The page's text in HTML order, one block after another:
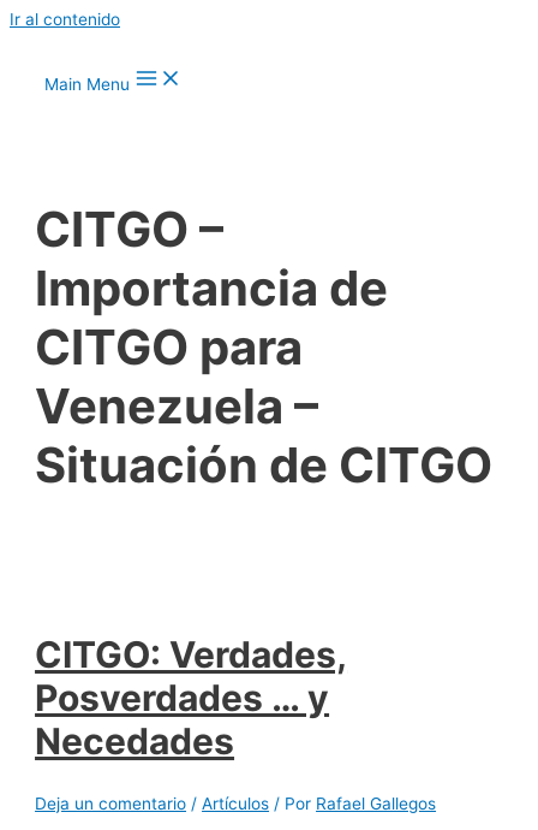
Ir al contenido
Main Menu
CITGO –
Importancia de
CITGO para
Venezuela –
Situación de CITGO
CITGO: Verdades,
Posverdades … y
Necedades
Deja un comentario /Artículos / Por Rafael Gallegos